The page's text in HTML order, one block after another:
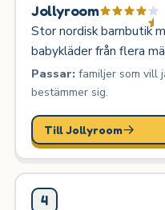
Jollyroom
Stor nordisk barnbutik
babykläder från flera
Passar:familjer som vill
bestämmer sig.
Till Jollyroom
4